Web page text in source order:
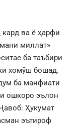
ва ё ҳарфи
миллат»
ба таъбири
хомӯш бошад.
ба манфиати
ошкоро эълон
Ҳукумат
эътироф